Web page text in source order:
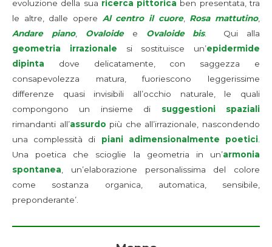
evoluzione della sua ricerca pittorica ben presentata, tra
le altre, dalle opere Al centro il cuore,Rosa mattutino,
Andare piano, Ovaloidee Ovaloide bis. Qui alla
geometria irrazionale si sostituisce un’epidermide
dipinta dove delicatamente, con saggezza e
consapevolezza matura, fuoriescono leggerissime
differenze quasi invisibili all’occhio naturale, le quali
compongono un insieme di suggestioni spaziali
rimandanti all’assurdo più che all’irrazionale, nascondendo
una complessità di piani adimensionalmente poetici.
Una poetica che scioglie la geometria in un’armonia
spontanea, un’elaborazione personalissima del colore
come sostanza organica, automatica, sensibile,
preponderante’.